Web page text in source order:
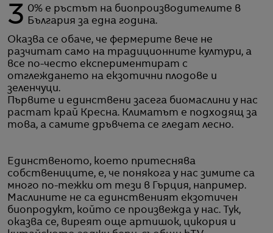
30% е ръстът на биопроизводителите в
България за една година.
Оказва се обаче, че фермерите вече не
разчитат само на традиционните култури, а
все по-често експериментират с
отглеждането на екзотични плодове и
зеленчуци.
Първите и единствени засега биомаслини у нас
растат край Кресна. Климатът е подходящ за
това, а самите дръвчета се гледат лесно.
Единственото, което притеснява
собствениците, е, че понякога у нас зимите са
много по-тежки от тези в Гърция, например.
Маслините не са единственият екзотичен
биопродукт, който се произвежда у нас. Тук,
оказва се, виреят още артишок, цикория и